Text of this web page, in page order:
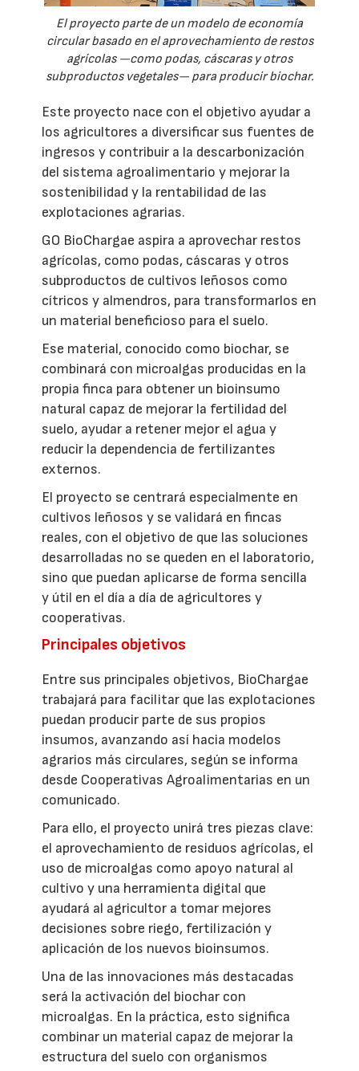
El proyecto parte de un modelo de economía
circular basado en el aprovechamiento de restos
agrícolas —como podas, cáscaras y otros
subproductos vegetales— para producir biochar.
Este proyecto nace con el objetivo ayudar a
los agricultores a diversificar sus fuentes de
ingresos y contribuir a la descarbonización
del sistema agroalimentario y mejorar la
sostenibilidad y la rentabilidad de las
explotaciones agrarias.
GO BioChargae aspira a aprovechar restos
agrícolas, como podas, cáscaras y otros
subproductos de cultivos leñosos como
cítricos y almendros, para transformarlos en
un material beneficioso para el suelo.
Ese material, conocido como biochar, se
combinará con microalgas producidas en la
propia finca para obtener un bioinsumo
natural capaz de mejorar la fertilidad del
suelo, ayudar a retener mejor el agua y
reducir la dependencia de fertilizantes
externos.
El proyecto se centrará especialmente en
cultivos leñosos y se validará en fincas
reales, con el objetivo de que las soluciones
desarrolladas no se queden en el laboratorio,
sino que puedan aplicarse de forma sencilla
y útil en el día a día de agricultores y
cooperativas.
Principales objetivos
Entre sus principales objetivos, BioChargae
trabajará para facilitar que las explotaciones
puedan producir parte de sus propios
insumos, avanzando así hacia modelos
agrarios más circulares, según se informa
desde Cooperativas Agroalimentarias en un
comunicado.
Para ello, el proyecto unirá tres piezas clave:
el aprovechamiento de residuos agrícolas, el
uso de microalgas como apoyo natural al
cultivo y una herramienta digital que
ayudará al agricultor a tomar mejores
decisiones sobre riego, fertilización y
aplicación de los nuevos bioinsumos.
Una de las innovaciones más destacadas
será la activación del biochar con
microalgas. En la práctica, esto significa
combinar un material capaz de mejorar la
estructura del suelo con organismos